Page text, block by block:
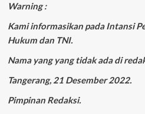
Warning :
Kami informasikan pada Intansi
Hukum dan TNI.
Nama yang yang tidak ada di
Tangerang, 21 Desember 2022.
Pimpinan Redaksi.